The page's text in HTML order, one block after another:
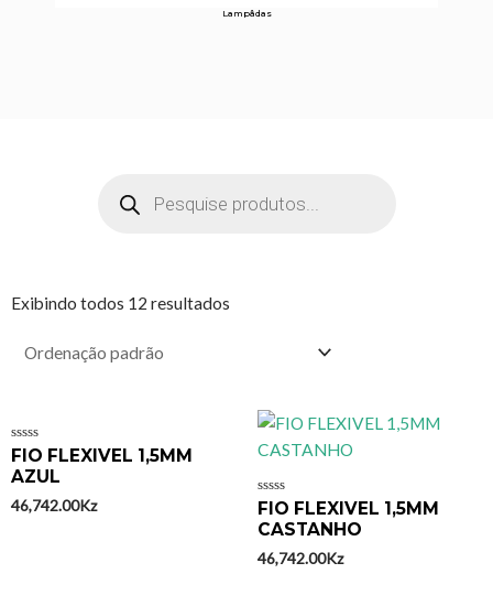
Lampâdas
Exibindo todos 12 resultados
Avaliação
0
de
5
FIO FLEXIVEL 1,5MM
AZUL
46,742.00Kz
Avaliação
0
de
5
FIO FLEXIVEL 1,5MM
CASTANHO
46,742.00Kz